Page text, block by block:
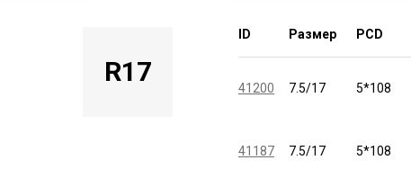
R17
ID Размер PCD
41200 7.5/17 5*108
41187 7.5/17 5*108